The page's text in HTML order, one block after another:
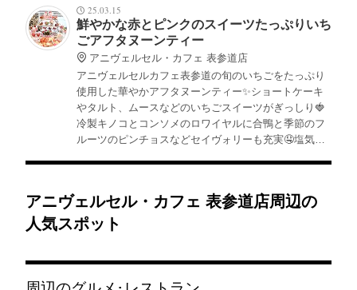
25.03.15
鮮やかな赤とピンクのスイーツたっぷりいち
ごアフタヌーンティー
アニヴェルセル・カフェ 表参道店
アニヴェルセルカフェ表参道の旬のいちごをたっぷり
使用した華やかアフタヌーンティー✨ショートケーキ
やタルト、ムースなどのいちごスイーツがぎっしり🍓
冷製キノコとコンソメのロワイヤルに合鴨と季節のフ
ルーツのピンチョスなどセイヴォリーも充実🤤塩気が
アニヴェルセル・カフェ 表参道店周辺の
人気スポット